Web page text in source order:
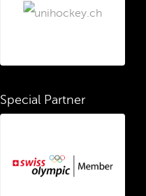
Special Partner